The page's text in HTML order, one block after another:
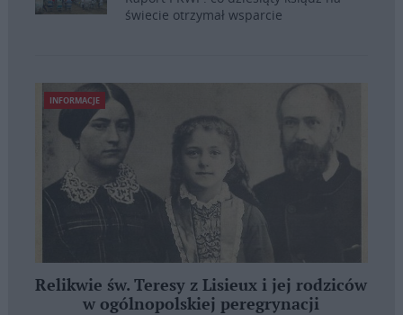
świecie otrzymał wsparcie
INFORMACJE
Relikwie św. Teresy z Lisieux i jej rodziców
w ogólnopolskiej peregrynacji